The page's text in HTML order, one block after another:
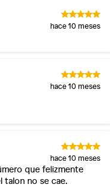
hace 10 meses
hace 10 meses
hace 10 meses
que felizmente
talon no se cae.